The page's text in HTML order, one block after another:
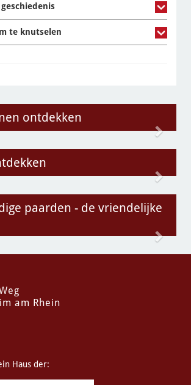
te knutselen
ontdekken
vor
vor
paarden - de vriendelijke
vor
am Rhein
Haus der: